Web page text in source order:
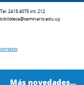
Tel. 2418 4075 int. 212
biblioteca@seminario.edu.uy
contacto
Más novedades...